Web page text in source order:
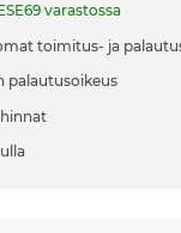
varastossa
toimitus- ja
palautusoikeus